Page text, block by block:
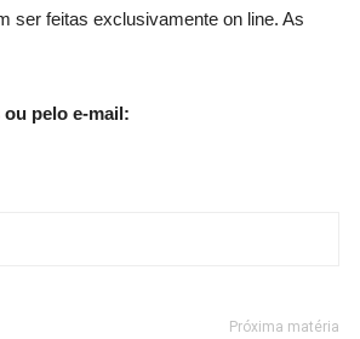
ser feitas exclusivamente on line. As
ou pelo e-mail:
Próxima matéria